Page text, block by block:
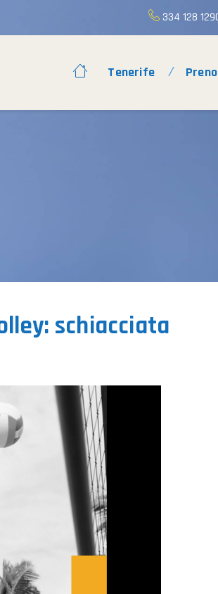
334 128
Tenerife
schiacciata